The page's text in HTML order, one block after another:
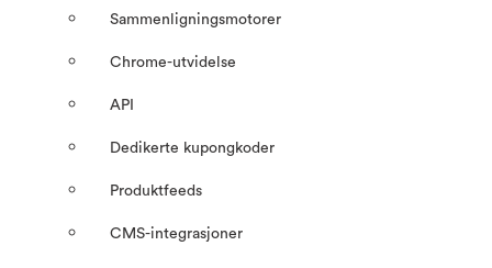
Sammenligningsmotorer
Chrome-utvidelse
API
Dedikerte kupongkoder
Produktfeeds
CMS-integrasjoner